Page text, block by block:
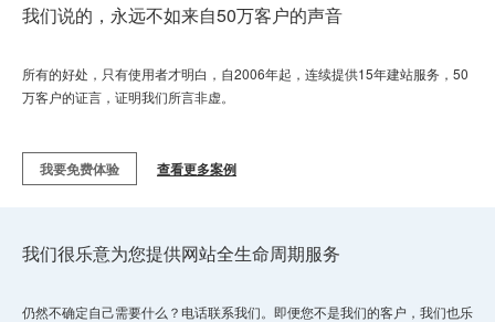
我们说的，永远不如来自50万客户的声音
所有的好处，只有使用者才明白，自2006年起，连续提供15年建站服务，50
万客户的证言，证明我们所言非虚。
我要免费体验 查看更多案例
我们很乐意为您提供网站全生命周期服务
仍然不确定自己需要什么？电话联系我们。即便您不是我们的客户，我们也乐